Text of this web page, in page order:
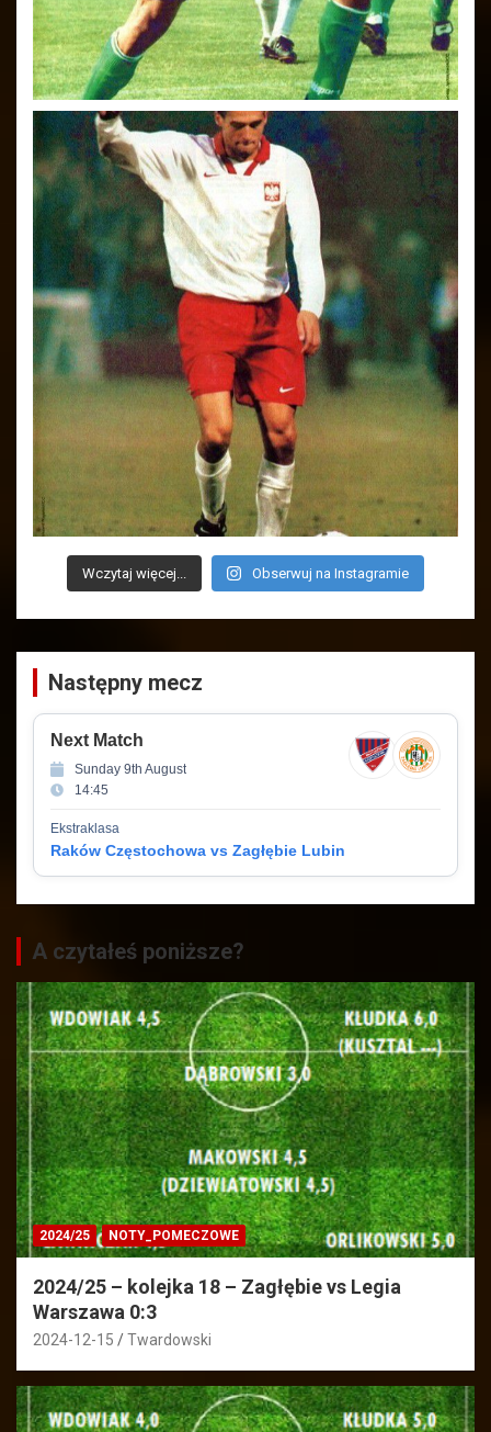
Wczytaj więcej... Obserwuj na Instagramie
Następny mecz
Next Match
Sunday 9th August
14:45
Ekstraklasa
Raków Częstochowa vs Zagłębie Lubin
A czytałeś poniższe?
2024/25 NOTY_POMECZOWE
2024/25 – kolejka 18 – Zagłębie vs Legia
Warszawa 0:3
2024-12-15 Twardowski